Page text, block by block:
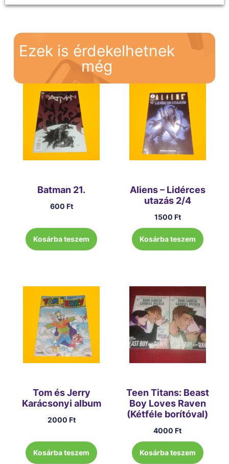
Ezek is érdekelhetnek
még
Batman 21.
600 Ft
Kosárba teszem
Aliens – Lidérces
utazás 2/4
1500 Ft
Kosárba teszem
Tom és Jerry
Karácsonyi album
2000 Ft
Kosárba teszem
Teen Titans: Beast
Boy Loves Raven
(Kétféle borítóval)
4000Ft
Kosárba teszem